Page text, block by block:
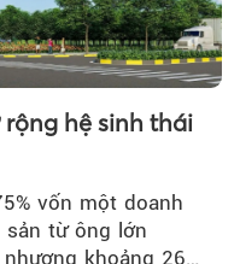
hệ sinh thái
vốn một doanh
sản từ ông lớn
khoảng 262